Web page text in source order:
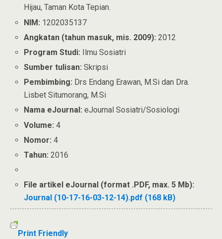
Hijau, Taman Kota Tepian.
NIM: 1202035137
Angkatan (tahun masuk, mis. 2009): 2012
Program Studi: Ilmu Sosiatri
Sumber tulisan: Skripsi
Pembimbing: Drs Endang Erawan, M.Si dan Dra.
Lisbet Situmorang, M.Si
Nama eJournal: eJournal Sosiatri/Sosiologi
Volume: 4
Nomor: 4
Tahun: 2016
File artikel eJournal (format .PDF, max. 5 Mb):
Journal (10-17-16-03-12-14).pdf (168 kB)
Print Friendly